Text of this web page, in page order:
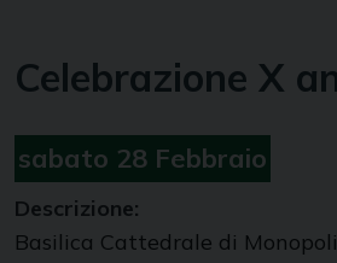
Celebrazione X
sabato 28 Febbraio
Descrizione:
Basilica Cattedrale di Monopoli